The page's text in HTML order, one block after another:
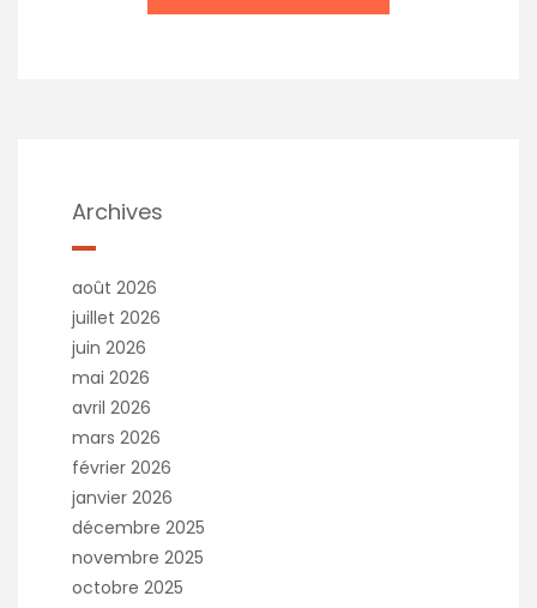
t
i
v
:
Archives
août 2026
juillet 2026
juin 2026
mai 2026
avril 2026
mars 2026
février 2026
janvier 2026
décembre 2025
novembre 2025
octobre 2025